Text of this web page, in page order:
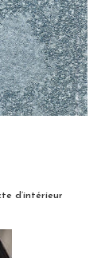
d’intérieur